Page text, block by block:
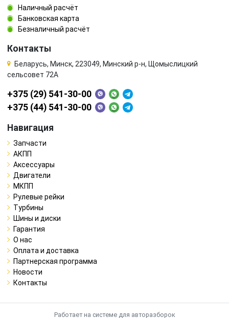
Наличный расчёт
Банковская карта
Безналичный расчёт
Контакты
Беларусь, Минск, 223049, Минский р-н, Щомыслицкий
сельсовет 72А
+375 (29) 541-30-00
+375 (44) 541-30-00
Навигация
Запчасти
АКПП
Аксессуары
Двигатели
МКПП
Рулевые рейки
Турбины
Шины и диски
Гарантия
О нас
Оплата и доставка
Партнерская программа
Новости
Контакты
Работает на системе для авторазборок